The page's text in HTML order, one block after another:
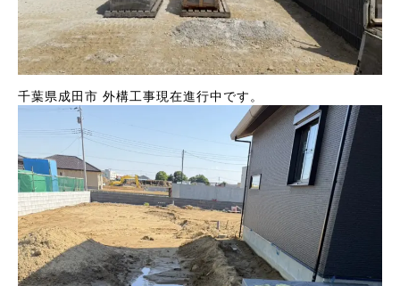
千葉県成田市 外構工事現在進行中です。